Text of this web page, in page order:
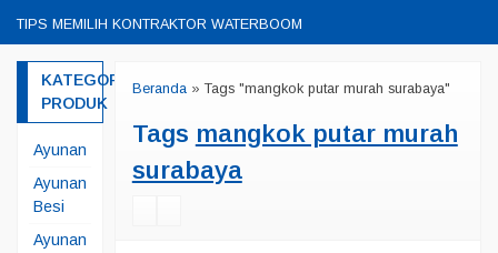
TIPS MEMILIH KONTRAKTOR WATERBOOM
Beranda»Tags "mangkok putar murah surabaya"
Tags mangkok putar murah
surabaya
KATEGORI
PRODUK
Ayunan
Ayunan
Besi
Ayunan